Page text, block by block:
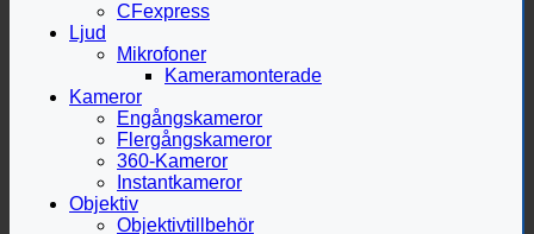
CFexpress
Ljud
Mikrofoner
Kameramonterade
Kameror
Engångskameror
Flergångskameror
360-Kameror
Instantkameror
Objektiv
Objektivtillbehör